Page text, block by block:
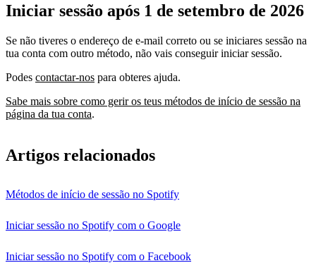
Iniciar sessão após 1 de setembro de 2026
Se não tiveres o endereço de e-mail correto ou se iniciares sessão na
tua conta com outro método, não vais conseguir iniciar sessão.
Podes contactar-nos para obteres ajuda.
Sabe mais sobre como gerir os teus métodos de início de sessão na
página da tua conta.
Artigos relacionados
Métodos de início de sessão no Spotify
Iniciar sessão no Spotify com o Google
Iniciar sessão no Spotify com o Facebook